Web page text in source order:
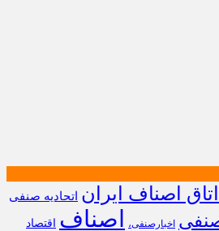
اتاق اصناف ایران اتحادیه صنفی
اخبارصنفی، اصناف اقتصاد